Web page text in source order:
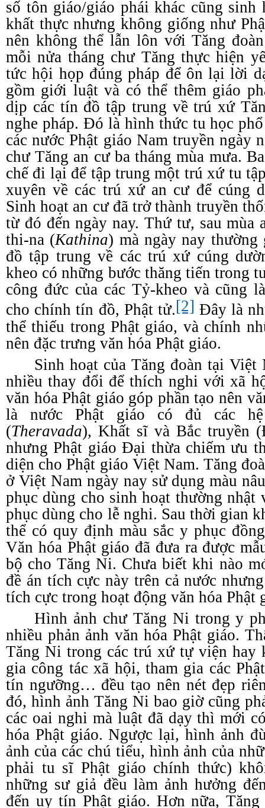
số tôn giáo/giáo phái khác cũng sinh
khất thực nhưng không giống như
nên không thể lẫn lôn với Tăng
mỗi nửa tháng chư Tăng thực hiện
tức hội họp đúng pháp để ôn lại lời
gồm giới luật và có thể thêm giáo
dịp các tín đồ tập trung về trú xứ
nghe pháp. Đó là hình thức tu học
các nước Phật giáo Nam truyền ngày
chư Tăng an cư ba tháng mùa mưa.
chế đi lại để tập trung một trú xứ tu
xuyên về các trú xứ an cư để cúng
Sinh hoạt an cư đã trở thành truyền
từ đó đến ngày nay. Thứ tư, sau mùa
thi-na (Kathina) mà ngày nay
đồ tập trung về các trú xứ cúng
kheo có những bước thăng tiến trong
công đức của các Tỷ-kheo và cũng
cho chính tín đồ, Phật tử.[2] Đây là
thể thiếu trong Phật giáo, và chính
nên đặc trưng văn hóa Phật giáo.
Sinh hoạt của Tăng đoàn tại Việt
nhiều thay đổi để thích nghi với xã
văn hóa Phật giáo góp phần tạo nên
là nước Phật giáo có đủ các
(Theravada), Khất sĩ và Bắc truyền
nhưng Phật giáo Đại thừa chiếm ưu
diện cho Phật giáo Việt Nam. Tăng
ở Việt Nam ngày nay sử dụng màu
phục dùng cho sinh hoạt thường nhật
phục dùng cho lễ nghi. Sau thời gian
thể có quy định màu sắc y phục
Văn hóa Phật giáo đã đưa ra được
bộ cho Tăng Ni. Chưa biết khi nào
đề án tích cực này trên cả nước
tích cực trong hoạt động văn hóa Phật
Hình ảnh chư Tăng Ni trong y
nhiều phản ảnh văn hóa Phật giáo.
Tăng Ni trong các trú xứ tự viện hay
gia công tác xã hội, tham gia các
tín ngưỡng… đều tạo nên nét đẹp
đó, hình ảnh Tăng Ni bao giờ cũng
các oai nghi mà luật đã dạy thì mới
hóa Phật giáo. Ngược lại, hình ảnh
ảnh của các chú tiểu, hình ảnh của
phải tu sĩ Phật giáo chính thức)
những sư giả đều làm ảnh hưởng
đến uy tín Phật giáo. Hơn nữa,